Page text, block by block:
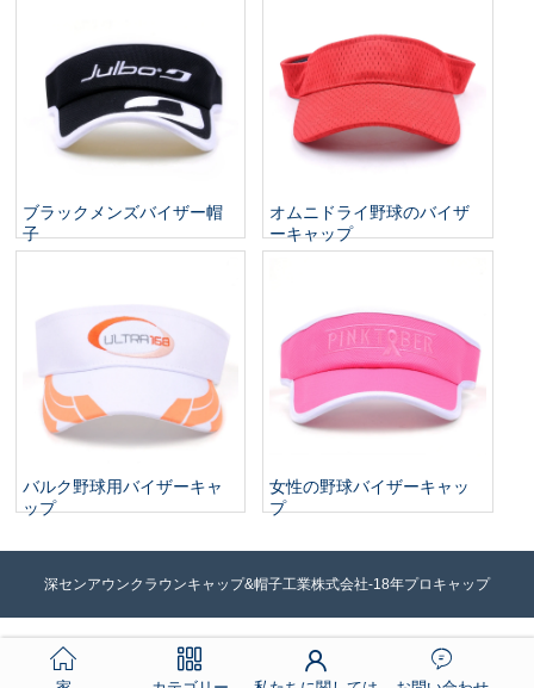
ブラックメンズバイザー帽
子
オムニドライ野球のバイザ
ーキャップ
バルク野球用バイザーキャ
ップ
女性の野球バイザーキャッ
プ
深センアウンクラウンキャップ&帽子工業株式会社-18年プロキャップ